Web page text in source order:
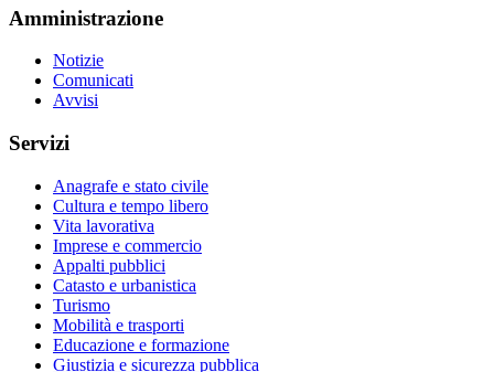
Amministrazione
Notizie
Comunicati
Avvisi
Servizi
Anagrafe e stato civile
Cultura e tempo libero
Vita lavorativa
Imprese e commercio
Appalti pubblici
Catasto e urbanistica
Turismo
Mobilità e trasporti
Educazione e formazione
Giustizia e sicurezza pubblica